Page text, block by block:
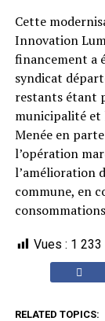
Cette
Innovation
financement a
syndicat
restants étant
municipalité et
Menée en
l’opération
l’amélioration
commune, en
Vues : 1 233
RELATED TOPICS: